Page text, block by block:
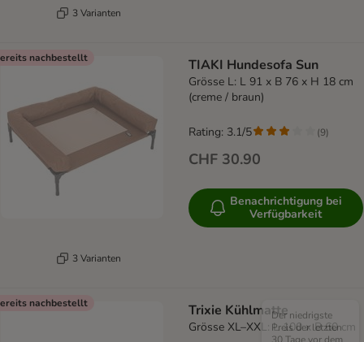
3 Varianten
nachbestellt
3 Varianten
TIAKI Hundesofa Sun
Grösse L: L 91 x B 76 x H 18 cm
(creme / braun)
CHF 30.90
Rating: 3.1/5 (9)
Benachrichtigung bei
Verfügbarkeit
nachbestellt Trixie Kühlmatte
Grösse XL–XXL: L 100 x B 60 cm
Der niedrigste
Preis der letzten